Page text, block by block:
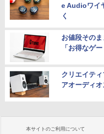
e Audioワイ
く
お値段その
「お得なゲ
クリエイテ
アオーディ
本サイトのご利用について